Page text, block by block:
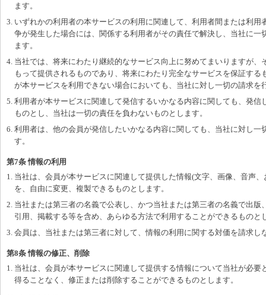
ます。
3. いずれかの利用者の本サービスの利用に関連して、利用者間または利用
争が発生した場合には、関係する利用者がその責任で解決し、当社に一
ます。
4. 当社では、将来にわたり継続的なサービス向上に努めてまいりますが、
もって提供されるものであり、将来にわたり完全なサービスを保証する
が本サービスを利用できない場合においても、当社に対し一切の請求を
5. 利用者が本サービスに関連して発信するいかなる内容に関しても、発信
ものとし、当社は一切の責任を負わないものとします。
6. 利用者は、他の会員が発信したいかなる内容に関しても、当社に対し一
す。
第7条 情報の利用
1. 当社は、会員が本サービスに関連して提供した情報(文字、画像、音声
を、自由に変更、複製できるものとします。
2. 当社または第三者の名義で公表し、かつ当社または第三者の名義で出版
引用、掲載する等を含め、あらゆる方法で利用することができるものと
3. 会員は、当社または第三者に対して、情報の利用に関する対価を請求し
第8条 情報の修正、削除
1. 当社は、会員が本サービスに関連して提供する情報について当社が必要
得ることなく、修正または削除することができるものとします。